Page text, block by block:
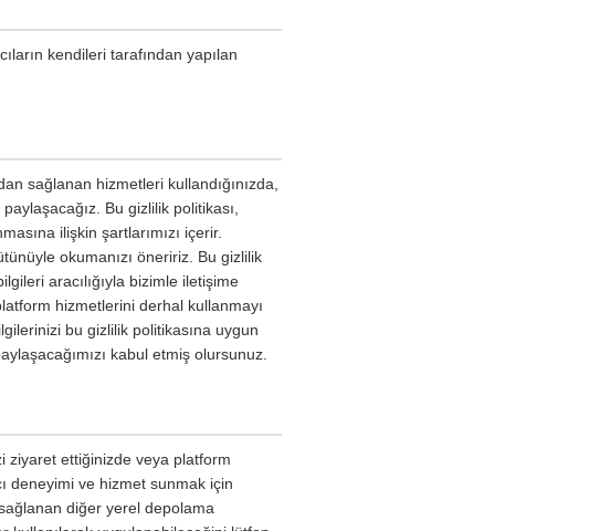
kendileri tarafından yapılan
sağlanan hizmetleri kullandığınızda,
Bu gizlilik politikası,
ilişkin şartlarımızı içerir.
okumanızı öneririz. Bu gizlilik
aracılığıyla bizimle iletişime
hizmetlerini derhal kullanmayı
bu gizlilik politikasına uygun
kabul etmiş olursunuz.
ziyaret ettiğinizde veya platform
deneyimi ve hizmet sunmak için
diğer yerel depolama